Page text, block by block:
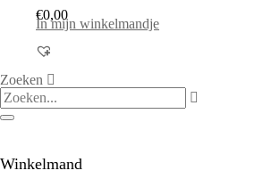
€0,00
In mijn winkelmandje
Zoeken
Winkelmand